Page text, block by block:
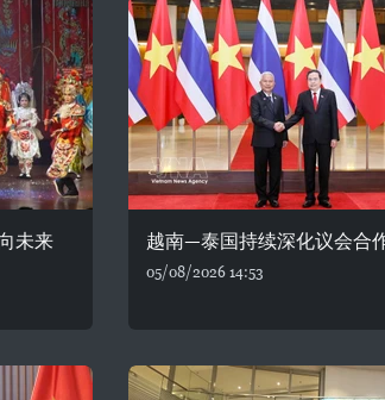
未来 越南—泰国持续深化议会合
05/08/2026 14:53